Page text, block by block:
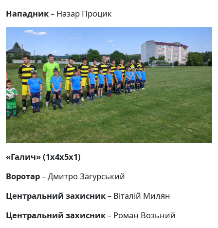
Нападник– Назар Процик
«Галич» (1х4х5х1)
Воротар– Дмитро Загурський
Центральний захисник– Віталій Милян
Центральний захисник– Роман Возьний